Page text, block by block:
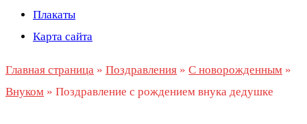
Плакаты
Карта сайта
Главная страница » Поздравления » С новорожденным »
Внуком » Поздравление с рождением внука дедушке